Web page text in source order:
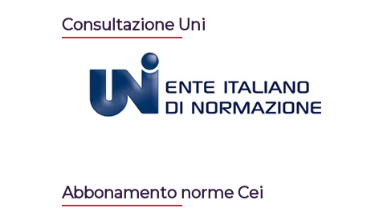
Consultazione Uni
Abbonamento norme Cei